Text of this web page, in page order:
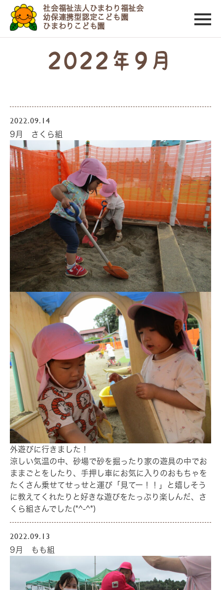
社会福祉法人ひまわり福祉会
幼保連携型認定こども園
ひまわりこども園
2022年9月
2022.09.14
9月 さくら組
外遊びに行きました！
涼しい気温の中、砂場で砂を掘ったり家の遊具の中でお
ままごとをしたり、手押し車にお気に入りのおもちゃを
たくさん乗せてせっせと運び「見てー！！」と嬉しそう
に教えてくれたりと好きな遊びをたっぷり楽しんだ、さ
くら組さんでした(*^-^*)
2022.09.13
9月 もも組